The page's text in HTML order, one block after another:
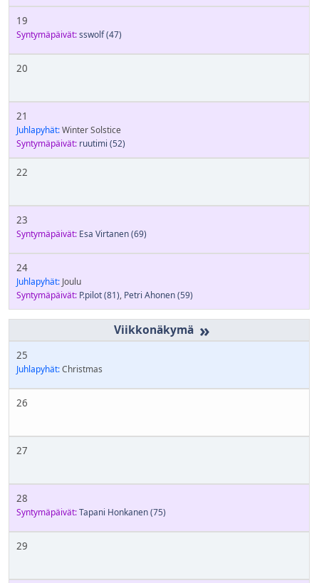
19
Syntymäpäivät:sswolf(47)
20
21
Juhlapyhät:Winter Solstice
Syntymäpäivät: ruutimi (52)
22
23
Syntymäpäivät: Esa Virtanen(69)
24
Juhlapyhät: Joulu
Syntymäpäivät: P.pilot(81), Petri Ahonen(59)
»
25
Juhlapyhät:Christmas
26
27
28
Syntymäpäivät:Tapani Honkanen(75)
29